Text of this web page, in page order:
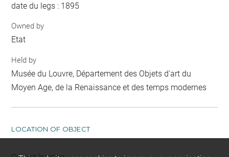
date du legs : 1895
Owned by
Etat
Held by
Musée du Louvre, Département des Objets d'art du
Moyen Age, de la Renaissance et des temps modernes
LOCATION OF OBJECT